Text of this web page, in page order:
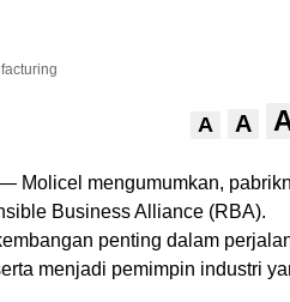
A A
Molicel mengumumkan,
Business Alliance (RBA).
penting dalam
menjadi pemimpin industri